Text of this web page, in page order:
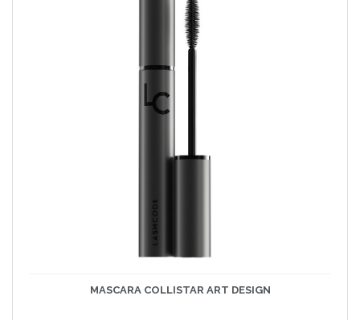
MASCARA COLLISTAR ART DESIGN